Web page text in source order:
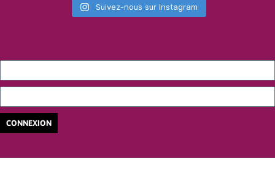
Suivez-nous sur Instagram
CONNEXION